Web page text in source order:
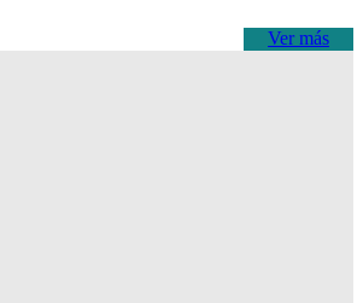
Ver más